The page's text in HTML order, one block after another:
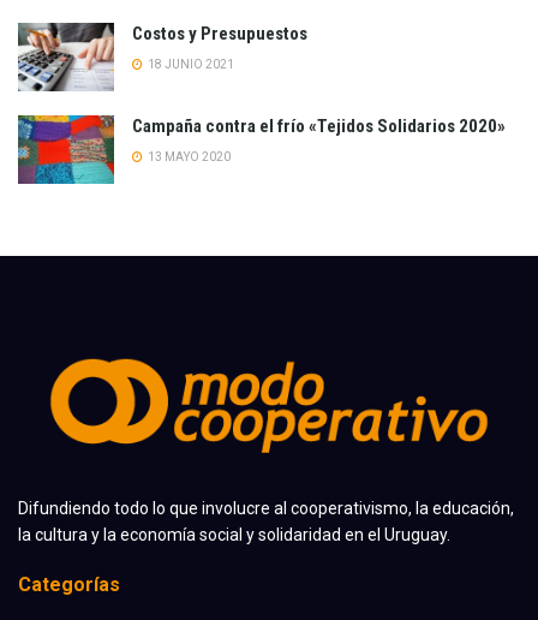
Costos y Presupuestos
18 JUNIO 2021
Campaña contra el frío «Tejidos Solidarios 2020»
13 MAYO 2020
Difundiendo todo lo que involucre al cooperativismo, la educación,
la cultura y la economía social y solidaridad en el Uruguay.
Categorías